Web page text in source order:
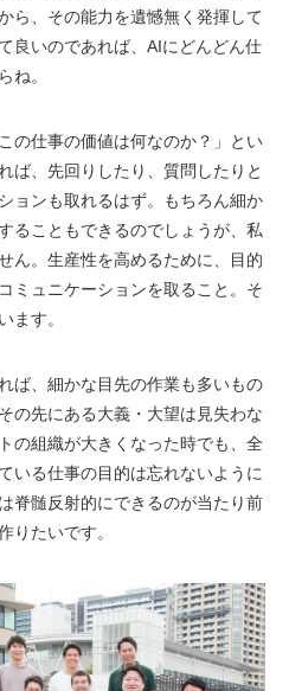
ら、その能力を遺憾無く発揮して
良いのであれば、AIにどんどん仕
ね。
の仕事の価値は何なのか？」とい
ば、先回りしたり、質問したりと
ョンも取れるはず。もちろん細か
ることもできるのでしょうが、私
ん。生産性を高めるために、目的
ミュニケーションを取ること。そ
ます。
ば、細かな目先の作業も多いもの
の先にある大義・大望は見失わな
の組織が大きくなった時でも、全
いる仕事の目的は忘れないように
脊髄反射的にできるのが当たり前
りたいです。